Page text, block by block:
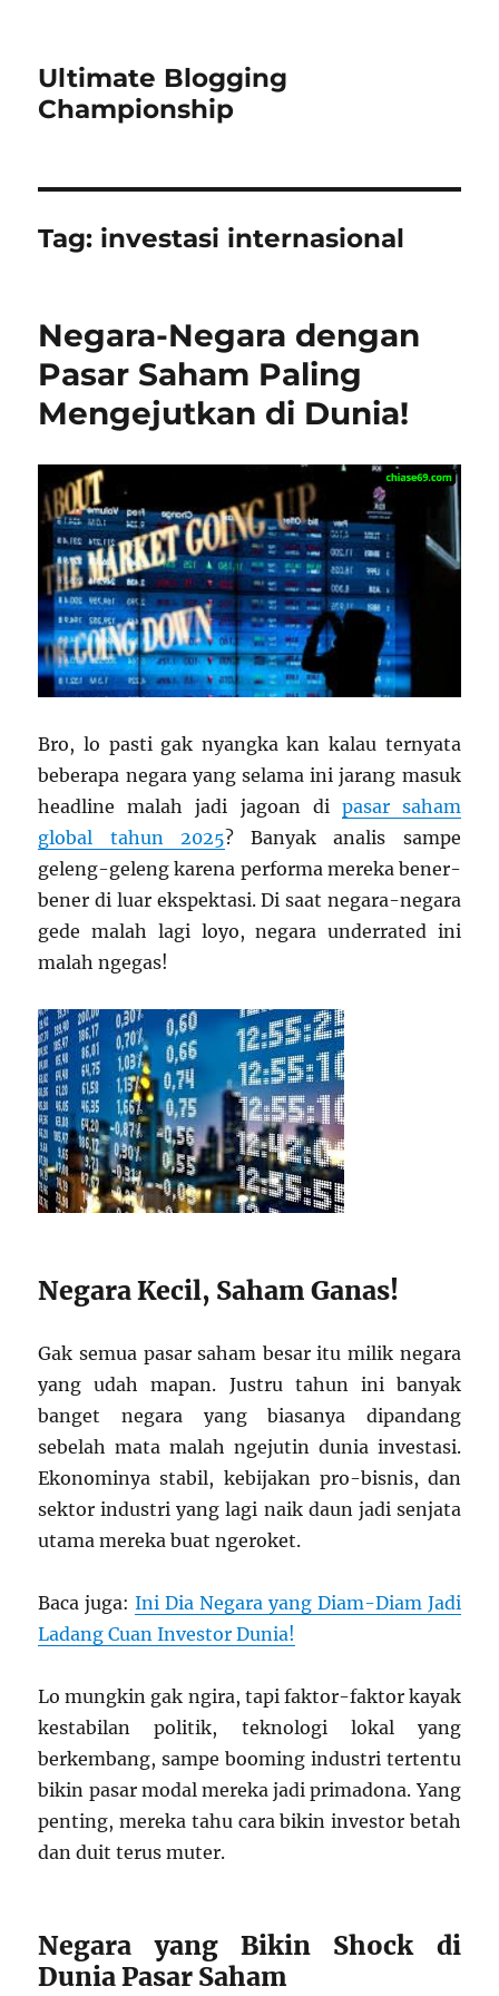
Ultimate Blogging
Championship
Tag: investasi internasional
Negara-Negara dengan
Pasar Saham Paling
Mengejutkan di Dunia!
Bro, lo pasti gak nyangka kan kalau ternyata
beberapa negara yang selama ini jarang masuk
headline malah jadi jagoan di pasar saham
global tahun 2025? Banyak analis sampe
geleng-geleng karena performa mereka bener-
bener di luar ekspektasi. Di saat negara-negara
gede malah lagi loyo, negara underrated ini
malah ngegas!
Negara Kecil, Saham Ganas!
Gak semua pasar saham besar itu milik negara
yang udah mapan. Justru tahun ini banyak
banget negara yang biasanya dipandang
sebelah mata malah ngejutin dunia investasi.
Ekonominya stabil, kebijakan pro-bisnis, dan
sektor industri yang lagi naik daun jadi senjata
utama mereka buat ngeroket.
Baca juga:Ini Dia Negara yang Diam-Diam Jadi
Ladang Cuan Investor Dunia!
Lo mungkin gak ngira, tapi faktor-faktor kayak
kestabilan politik, teknologi lokal yang
berkembang, sampe booming industri tertentu
bikin pasar modal mereka jadi primadona. Yang
penting, mereka tahu cara bikin investor betah
dan duit terus muter.
Negara yang Bikin Shock di
Dunia Pasar Saham